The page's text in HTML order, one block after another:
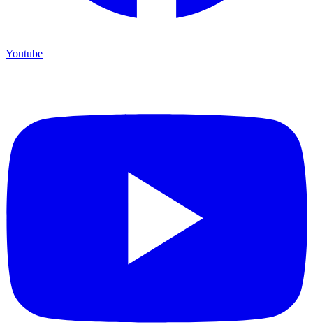
Youtube